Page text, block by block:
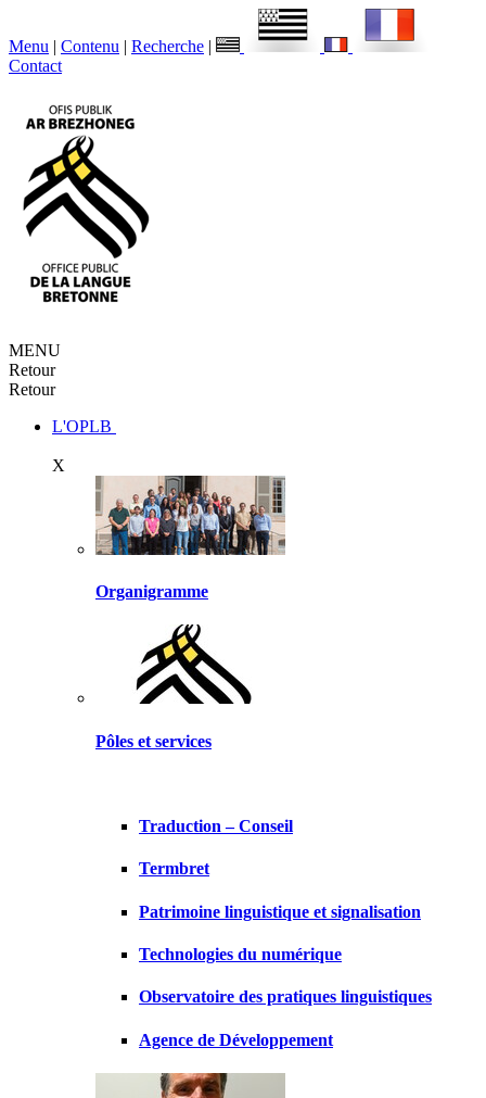
Menu | Contenu | Recherche |
Contact
MENU
Retour
Retour
L'OPLB
X
Organigramme
Pôles et services
Traduction – Conseil
Termbret
Patrimoine linguistique et signalisation
Technologies du numérique
Observatoire des pratiques linguistiques
Agence de Développement